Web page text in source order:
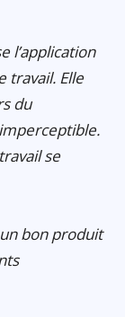
l’application
travail. Elle
du
se
un bon produit